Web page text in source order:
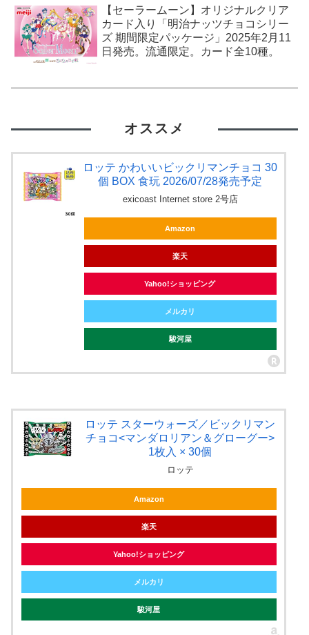
【セーラームーン】オリジナルクリア
カード入り「明治ナッツチョコシリー
ズ 期間限定パッケージ」2025年2月11
日発売。流通限定。カード全10種。
オススメ
ロッテ かわいいビックリマンチョコ 30
個 BOX 食玩 2026/07/28発売予定
exicoast Internet store 2号店
Amazon
楽天
Yahoo!ショッピング
メルカリ
駿河屋
ロッテ スターウォーズ／ビックリマン
チョコ<マンダロリアン＆グローグー>
1枚入 × 30個
ロッテ
Amazon
楽天
Yahoo!ショッピング
メルカリ
駿河屋